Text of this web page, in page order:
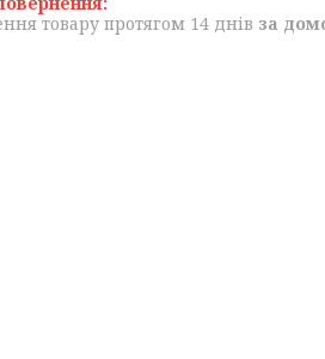
товару протягом 14 днів за